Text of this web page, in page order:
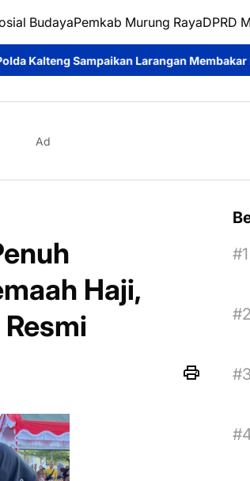
BudayaPemkab Murung RayaDPRD
Membakar Hutan dan Lahan Cegah
Ad
Haji,